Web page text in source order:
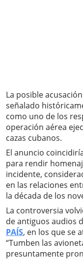
La posible
señalado
como uno de los
operación aérea
cazas cubanos.
El anuncio
para rendir
incidente,
en las relaciones
la década de los
La controversia
de antiguos audios
PAÍS, en los que se
“Tumben las
presuntamente